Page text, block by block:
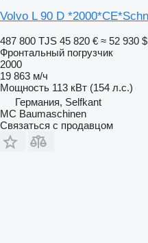
Volvo L 90 D
487 800 TJS 45 820 € ≈ 52 930 $
Фронтальный погрузчик
2000
19 863 м/ч
Мощность 113 кВт (154 л.с.)
Германия, Selfkant
MC Baumaschinen
Связаться с продавцом